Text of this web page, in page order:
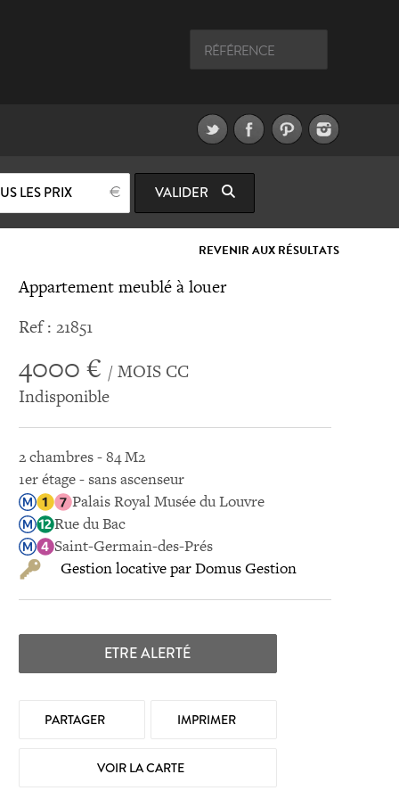
LES PRIX VALIDER
REVENIR AUX RÉSULTATS
Appartement meublé à louer
Ref : 21851
4000 € / MOIS CC
Indisponible
2 chambres - 84 M2
1er étage - sans ascenseur
Palais Royal Musée du Louvre
Rue du Bac
Saint-Germain-des-Prés
Gestion locative par Domus Gestion
ETRE ALERTÉ
PARTAGER IMPRIMER
VOIR LA CARTE